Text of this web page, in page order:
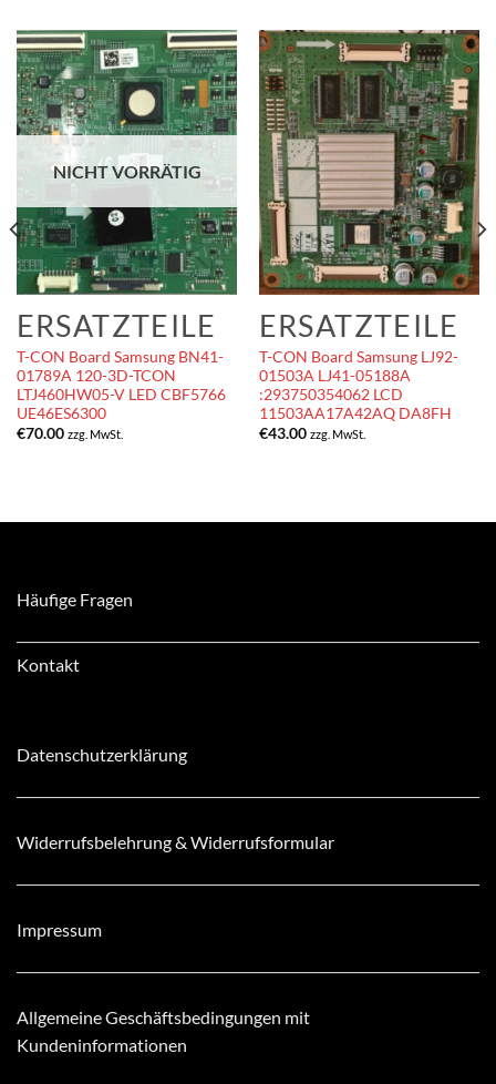
NICHT VORRÄTIG
ERSATZTEILE
T-CON Board Samsung BN41-
01789A 120-3D-TCON
LTJ460HW05-V LED CBF5766
UE46ES6300
€70.00 zzg. MwSt.
ERSATZTEILE
T-CON Board Samsung LJ92-
01503A LJ41-05188A
:293750354062 LCD
11503AA17A42AQ DA8FH
€43.00 zzg. MwSt.
Häufige Fragen
Kontakt
Datenschutzerklärung
Widerrufsbelehrung & Widerrufsformular
Impressum
Allgemeine Geschäftsbedingungen mit
Kundeninformationen